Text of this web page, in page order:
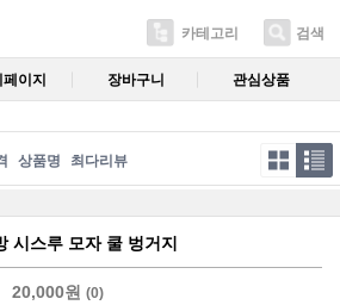
카테고리 검색
이지 장바구니 관심상품
상품명 최다리뷰
시스루 모자 쿨 벙거지
20,000원 (0)